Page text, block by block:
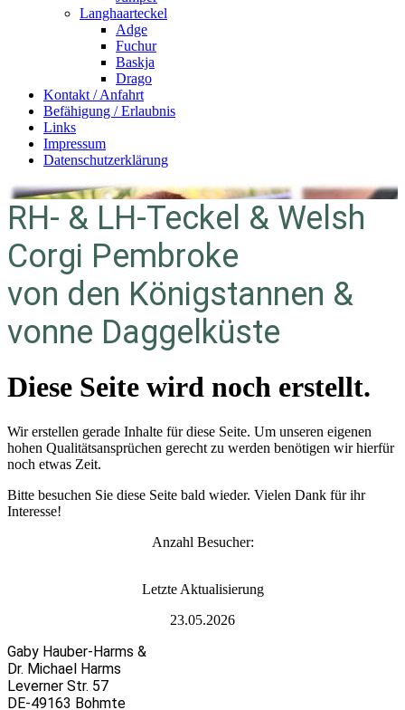
Langhaarteckel
Adge
Fuchur
Baskja
Drago
Kontakt / Anfahrt
Befähigung / Erlaubnis
Links
Impressum
Datenschutz­erklärung
RH- & LH-Teckel & Welsh
Corgi Pembroke
von den Königstannen &
vonne Daggelküste
Diese Seite wird noch erstellt.
Wir erstellen gerade Inhalte für diese Seite. Um unseren eigenen
hohen Qualitätsansprüchen gerecht zu werden benötigen wir hierfür
noch etwas Zeit.
Bitte besuchen Sie diese Seite bald wieder. Vielen Dank für ihr
Interesse!
Anzahl Besucher:
Letzte Aktualisierung
23.05.2026
Gaby Hauber-Harms &
Dr. Michael Harms
Leverner Str. 57
DE-49163 Bohmte